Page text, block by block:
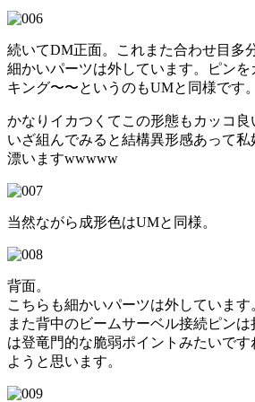
続いてDM正面。これまた合わせ目多
細かいパーツは外しています。ピン
キング〜〜というのもUMと同様です。
かなりイカつくてこの形態もカッコ良
いざ組んでみると結構異形感あって
漂いますwwwww
当然ながら成形色はUMと同様。
背面。
こちらも細かいパーツは外しています
また背中のビームサーベル接続ピンは
は登竜門的な脆弱ポイントみたいです
ようと思います。